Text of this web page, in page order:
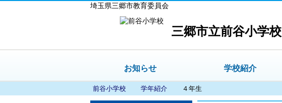
埼玉県三郷市教育委員会
三郷市立前谷小学校
お知らせ 学校紹介
前谷小学校 学年紹介 ４年生